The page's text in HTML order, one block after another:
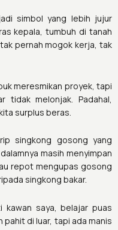
simbol yang lebih jujur
kepala, tumbuh di tanah
pernah mogok kerja, tak
meresmikan proyek, tapi
tidak melonjak. Padahal,
surplus beras.
singkong gosong yang
masih menyimpan
repot mengupas gosong
singkong bakar.
saya, belajar puas
di luar, tapi ada manis